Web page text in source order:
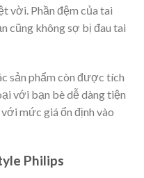
vời. Phần đệm của tai
cũng không sợ bị đau tai
sản phẩm còn được tích
với bạn bè dễ dàng tiện
mức giá ổn định vào
Philips